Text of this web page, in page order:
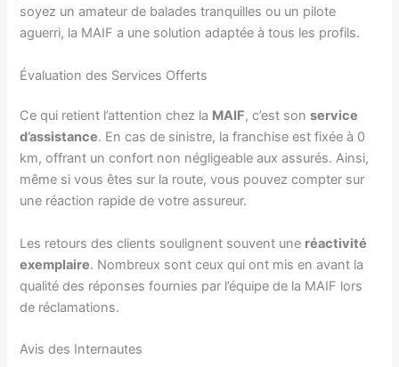
soyez un amateur de balades tranquilles ou un pilote
aguerri, la MAIF a une solution adaptée à tous les profils.
Évaluation des Services Offerts
Ce qui retient l’attention chez la MAIF, c’est sonservice
d’assistance. En cas de sinistre, la franchise est fixée à 0
km, offrant un confort non négligeable aux assurés. Ainsi,
même si vous êtes sur la route, vous pouvez compter sur
une réaction rapide de votre assureur.
Les retours des clients soulignent souvent une réactivité
exemplaire. Nombreux sont ceux qui ont mis en avant la
qualité des réponses fournies par l’équipe de la MAIF lors
de réclamations.
Avis des Internautes